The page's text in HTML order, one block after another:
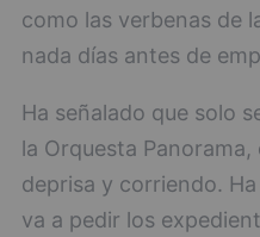
como las verbenas de
nada días antes de
Ha señalado que solo
la Orquesta
deprisa y corriendo.
va a pedir los